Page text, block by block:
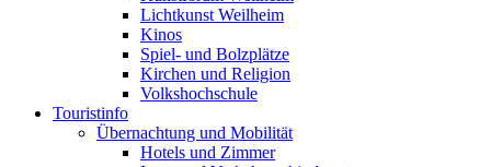
Lichtkunst Weilheim
Kinos
Spiel- und Bolzplätze
Kirchen und Religion
Volkshochschule
Touristinfo
Übernachtung und Mobilität
Hotels und Zimmer